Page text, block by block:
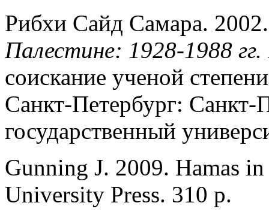
Рибхи Сайд Самара.
Палестине: 1928-1988 гг.
соискание ученой
Санкт-Петербург: Санкт-
государственный
Gunning J. 2009. Hamas
University Press. 310 p.